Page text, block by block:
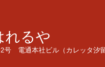
るや
2号 電通本社ビル（カレッタ汐